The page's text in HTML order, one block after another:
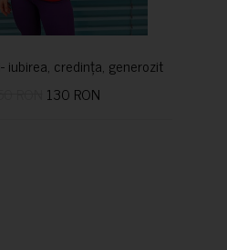
iubirea, credința, generozitatea vindecă
130 RON